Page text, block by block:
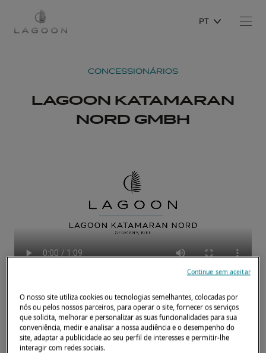
PT
CONCESSIONÁRIOS
LAGOON KATAMARAN
NORD GMBH
Início Concessionários LAGOON KATAMARAN NORD GMBH
O nosso site utiliza cookies ou tecnologias semelhantes, colocadas por
nós ou pelos nossos parceiros, para operar o site, fornecer os serviços
que solicita, melhorar e personalizar as suas funcionalidades para sua
conveniência, medir e analisar a nossa audiência e o desempenho do
site, adaptar a publicidade ao seu perfil de interesses e permitir-lhe
interagir com redes sociais.
Continue sem aceitar